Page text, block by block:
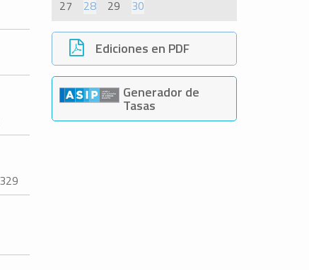
27
28 29 30
Ediciones en PDF
Generador de
Tasas